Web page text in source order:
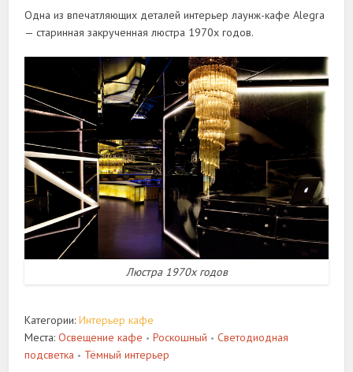
Одна из впечатляющих деталей интерьер лаунж-кафе Alegra
— старинная закрученная люстра 1970х годов.
Люстра 1970х годов
Категории:Интерьер кафе
Места:Освещение кафе • Роскошный • Светодиодная
подсветка • Тёмный интерьер